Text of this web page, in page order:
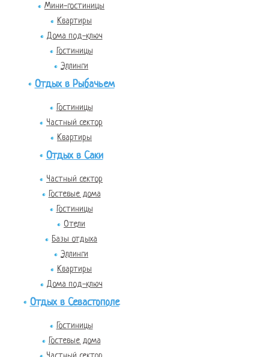
Мини-гостиницы
Квартиры
Дома под-ключ
Гостиницы
Эллинги
Отдых в Рыбачьем
Гостиницы
Частный сектор
Квартиры
Отдых в Саки
Частный сектор
Гостевые дома
Гостиницы
Отели
Базы отдыха
Эллинги
Квартиры
Дома под-ключ
Отдых в Севастополе
Гостиницы
Гостевые дома